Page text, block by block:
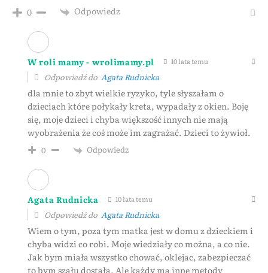
0 Odpowiedz
W roli mamy - wrolimamy.pl 10 lata temu
Odpowiedź do Agata Rudnicka
dla mnie to zbyt wielkie ryzyko, tyle słyszałam o
dzieciach które połykały kreta, wypadały z okien. Boję
się, moje dzieci i chyba większość innych nie mają
wyobrażenia że coś może im zagrażać. Dzieci to żywioł.
0 Odpowiedz
Agata Rudnicka 10 lata temu
Odpowiedź do Agata Rudnicka
Wiem o tym, poza tym matka jest w domu z dzieckiem i
chyba widzi co robi. Moje wiedziały co można, a co nie.
Jak bym miała wszystko chować, oklejac, zabezpieczać
to bym szału dostała. Ale każdy ma inne metody